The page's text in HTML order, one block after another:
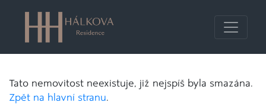
Tato nemovitost neexistuje, již nejspíš byla smazána.
Zpět na hlavní stranu.